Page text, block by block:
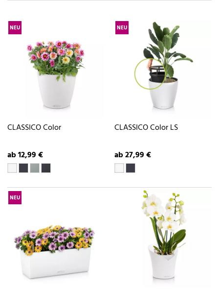
NEU
CLASSICO Color
ab 12,99 €
NEU
CLASSICO Color LS
ab 27,99 €
NEU